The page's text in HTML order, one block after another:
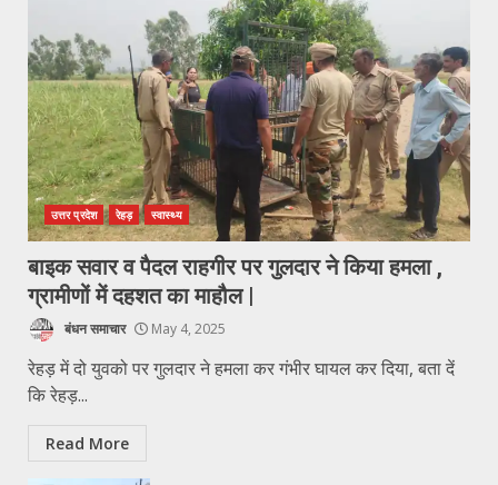
उत्तर प्रदेश रेहड़ स्वास्थ्य
बाइक सवार व पैदल राहगीर पर गुलदार ने किया हमला ,
ग्रामीणों में दहशत का माहौल |
बंधन समाचार May 4, 2025
रेहड़ में दो युवको पर गुलदार ने हमला कर गंभीर घायल कर दिया, बता दें
कि रेहड़...
Read More